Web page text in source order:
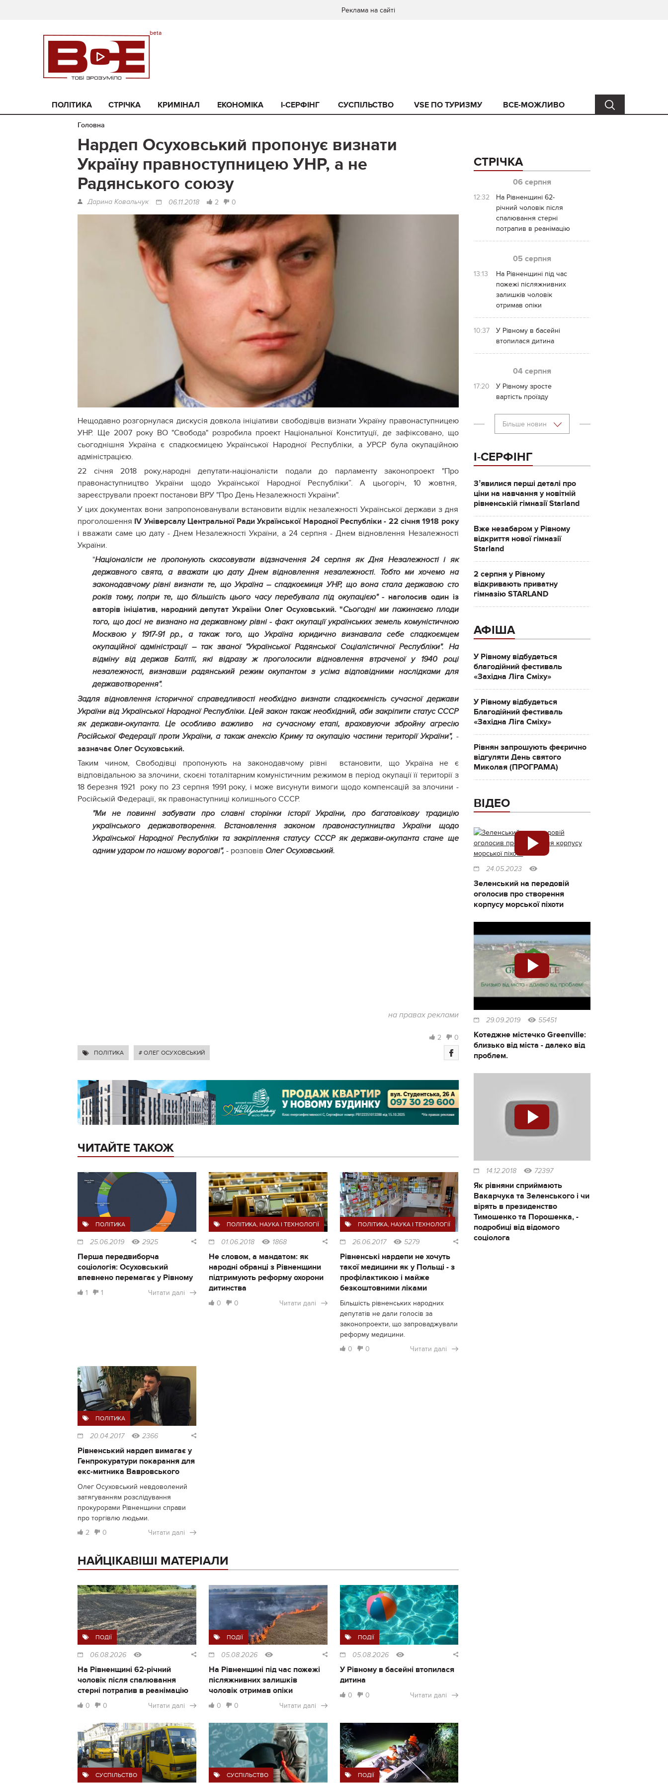
Реклама на сайті
ПОЛІТИКА СТРІЧКА КРИМІНАЛ ЕКОНОМІКА I-СЕРФІНГ СУСПІЛЬСТВО VSE ПО ТУРИЗМУ ВСЕ-МОЖЛИВО
Головна
Нардеп Осуховський пропонує визнати
Україну правноступницею УНР, а не
Радянського союзу
Дарина Ковальчук 06.11.2018 2 0
Нещодавно розгорнулася дискусія довкола ініціативи свободівців визнати Україну правонаступницею
УНР. Ще 2007 року ВО "Свобода" розробила проект Національної Конституції, де зафіксовано, що
сьогоднішня Україна є спадкоємицею Української Народної Республіки, а УРСР була окупаційною
адміністрацією.
22 січня 2018 року,народні депутати-націоналісти подали до парламенту законопроект "Про
правонаступництво України щодо Української Народної Республіки”. А цьогоріч, 10 жовтня,
зареєстрували проект постанови ВРУ "Про День Незалежності України".
У цих документах вони запропонованували встановити відлік незалежності Української держави з дня
проголошення IV Універсалу Центральної Ради Української Народної Республіки - 22 січня 1918 року
і вважати саме цю дату - Днем Незалежності України, а 24 серпня - Днем відновлення Незалежності
України.
"Націоналісти не пропонують скасовувати відзначення 24 серпня як Дня Незалежності і як
державного свята, а вважати цю дату Днем відновлення незалежності. Тобто ми хочемо на
законодавчому рівні визнати те, що Україна – спадкоємиця УНР, що вона стала державою сто
років тому, попри те, що більшість цього часу перебувала під окупацією" - наголосив один із
авторів ініціатив,народний депутат України Олег Осуховський. "Сьогодні ми пожинаємо плоди
того, що досі не визнано на державному рівні - факт окупації українських земель комуністичною
Москвою у 1917-91 рр., а також того, що Україна юридично визнавала себе спадкоємцем
окупаційної адміністрації – так званої "Української Радянської Соціалістичної Республіки". На
відміну від держав Балтії, які відразу ж проголосили відновлення втраченої у 1940 році
незалежності, визнавши радянський режим окупантом з усіма відповідними наслідками для
державотворення".
Задля відновлення історичної справедливості необхідно визнати спадкоємність сучасної держави
України від Української Народної Республіки. Цей закон також необхідний, аби закріпити статус СССР
як держави-окупанта. Це особливо важливо на сучасному етапі, враховуючи збройну агресію
Російської Федерації проти України, а також анексію Криму та окупацію частини території України", -
зазначає Олег Осуховський.
Таким чином, Свободівці пропонують на законодавчому рівні встановити, що Україна не є
відповідальною за злочини, скоєні тоталітарним комуністичним режимом в період окупації її території з
18 березня 1921 року по 23 серпня 1991 року, і може висунути вимоги щодо компенсацій за злочини -
Російській Федерації, як правонаступниці колишнього СССР.
"Ми не повинні забувати про славні сторінки історії України, про багатовікову традицію
українського державотворення. Встановлення законом правонаступництва України щодо
Української Народної Республіки та закріплення статусу СССР як держави-окупанта стане ще
одним ударом по нашому ворогові", - розповів Олег Осуховський.
на правах реклами
2 0
ПОЛІТИКА # ОЛЕГ ОСУХОВСЬКИЙ
ЧИТАЙТЕ ТАКОЖ
ПОЛІТИКА
25.06.2019 2925
Перша передвиборча
соціологія: Осуховський
впевнено перемагає у Рівному
1 1 Читати далі
ПОЛІТИКА, НАУКА І ТЕХНОЛОГІЇ
01.06.2018 1868
Не словом, а мандатом: як
народні обранці з Рівненщини
підтримують реформу охорони
дитинства
0 0 Читати далі
ПОЛІТИКА, НАУКА І ТЕХНОЛОГІЇ
26.06.2017 5279
Рівненські нардепи не хочуть
такої медицини як у Польщі - з
профілактикою і майже
безкоштовними ліками
Більшість рівненських народних
депутатів не дали голосів за
законопроекти, що запроваджували
реформу медицини.
0
0 Читати далі
ПОЛІТИКА
20.04.2017 2366
Рівненський нардеп вимагає у
Генпрокуратури покарання для
екс-митника Вавровського
Олег Осуховський невдоволений
затягуванням розслідування
прокурорами Рівненщини справи
про торгівлю людьми.
2
0 Читати далі
НАЙЦІКАВІШІ МАТЕРІАЛИ
ПОДІЇ
06.08.2026
На Рівненщині 62-річний
чоловік після спалювання
стерні потрапив в реанімацію
0 0 Читати далі
ПОДІЇ
05.08.2026
На Рівненщині під час пожежі
післяжнивних залишків
чоловік отримав опіки
0 0 Читати далі
ПОДІЇ
05.08.2026
У Рівному в басейні втопилася
дитина
0 0 Читати далі
СУСПІЛЬСТВО СУСПІЛЬСТВО ПОДІЇ
СТРІЧКА
06 серпня
12:32
На Рівненщині 62-
річний чоловік після
спалювання стерні
потрапив в реанімацію
05 серпня
13:13
На Рівненщині під час
пожежі післяжнивних
залишків чоловік
отримав опіки
10:37
У Рівному в басейні
втопилася дитина
04 серпня
17:20
У Рівному зросте
вартість проїзду
Більше новин
І-СЕРФІНГ
Зʼявилися перші деталі про
ціни на навчання у новітній
рівненській гімназії Starland
Вже незабаром у Рівному
відкриття нової гімназії
Starland
2 серпня у Рівному
відкривають приватну
гімназію STARLAND
АФІША
У Рівному відбудеться
благодійний фестиваль
«Західна Ліга Сміху»
У Рівному відбудеться
Благодійний фестиваль
«Західна Ліга Сміху»
Рівнян запрошують феєрично
відгуляти День святого
Миколая (ПРОГРАМА)
ВІДЕО
24.05.2023
Зеленський на передовій
оголосив про створення
корпусу морської піхоти
29.09.2019 55451
Котеджне містечко Greenville:
близько від міста - далеко від
проблем.
14.12.2018 72397
Як рівняни сприймають
Вакарчука та Зеленського і чи
вірять в президенство
Тимошенко та Порошенка, -
подробиці від відомого
соціолога